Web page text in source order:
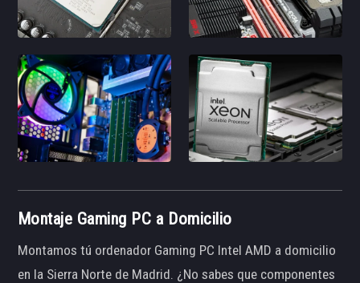
Montaje Gaming PC a Domicilio
Montamos tú ordenador Gaming PC Intel AMD a domicilio
en la Sierra Norte de Madrid. ¿No sabes que componentes